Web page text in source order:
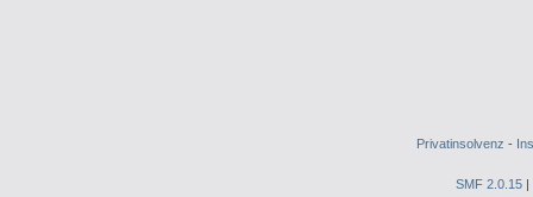
Privatinsolvenz -
SMF 2.0.15 |